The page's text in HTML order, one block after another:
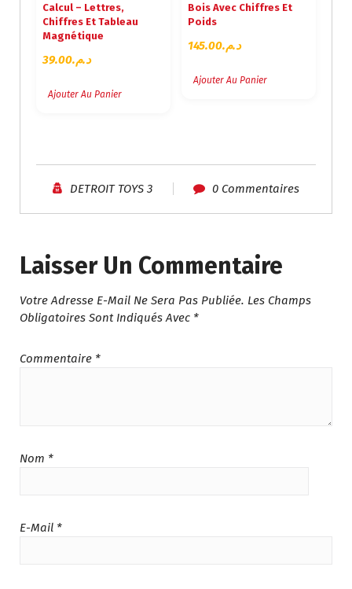
Calcul – Lettres,
Chiffres Et Tableau
Magnétique
د.م.39.00
Ajouter Au Panier
Bois Avec Chiffres Et
Poids
د.م.145.00
Ajouter Au Panier
DETROIT TOYS 3 0 Commentaires
Laisser Un Commentaire
Votre Adresse E-Mail Ne Sera Pas Publiée. Les Champs
Obligatoires Sont Indiqués Avec *
Commentaire *
Nom *
E-Mail *